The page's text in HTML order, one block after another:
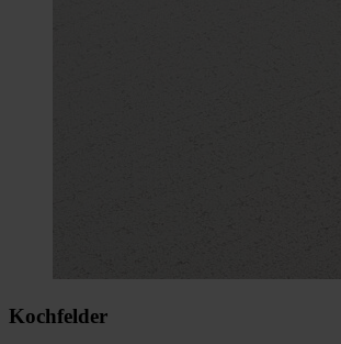
Kochfelder